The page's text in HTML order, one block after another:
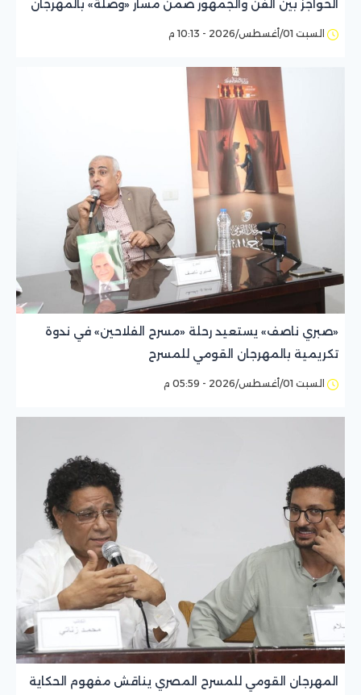
الحواجز بين الفن والجمهور ضمن مسار «وصلة» بالمهرجان
القومي للمسرح
السبت 01/أغسطس/2026 - 10:13 م
«صبري ناصف» يستعيد رحلة «مسرح الفلاحين» في ندوة
تكريمية بالمهرجان القومي للمسرح
السبت 01/أغسطس/2026 - 05:59 م
المهرجان القومي للمسرح المصري يناقش مفهوم الحكاية